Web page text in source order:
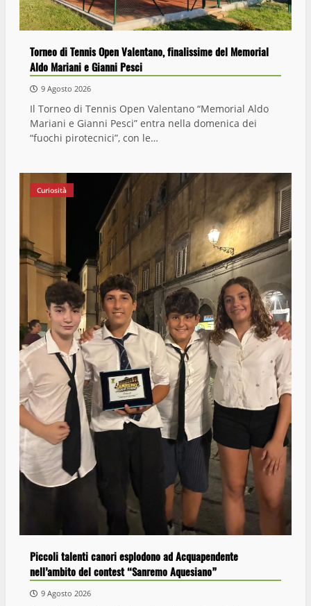
Torneo di Tennis Open Valentano, finalissime del Memorial
Aldo Mariani e Gianni Pesci
9 Agosto 2026
Il Torneo di Tennis Open Valentano “Memorial Aldo
Mariani e Gianni Pesci” entra nella domenica dei
“fuochi pirotecnici”, con le…
Curiosità
Piccoli talenti canori esplodono ad Acquapendente
nell’ambito del contest “Sanremo Aquesiano”
9 Agosto 2026